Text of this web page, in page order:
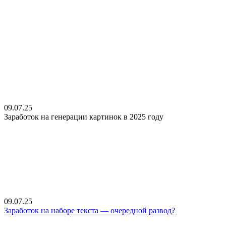
09.07.25
Заработок на генерации картинок в 2025 году
09.07.25
Заработок на наборе текста — очередной развод?